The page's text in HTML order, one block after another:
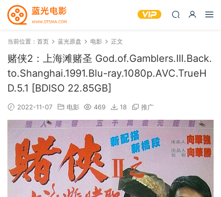
当前位置： 首页 蓝光原盘 电影 正文
赌侠2：上海滩赌圣 God.of.Gamblers.III.Back.
to.Shanghai.1991.Blu-ray.1080p.AVC.TrueH
D.5.1 [BDISO 22.85GB]
2022-11-07 电影 469 18 推广